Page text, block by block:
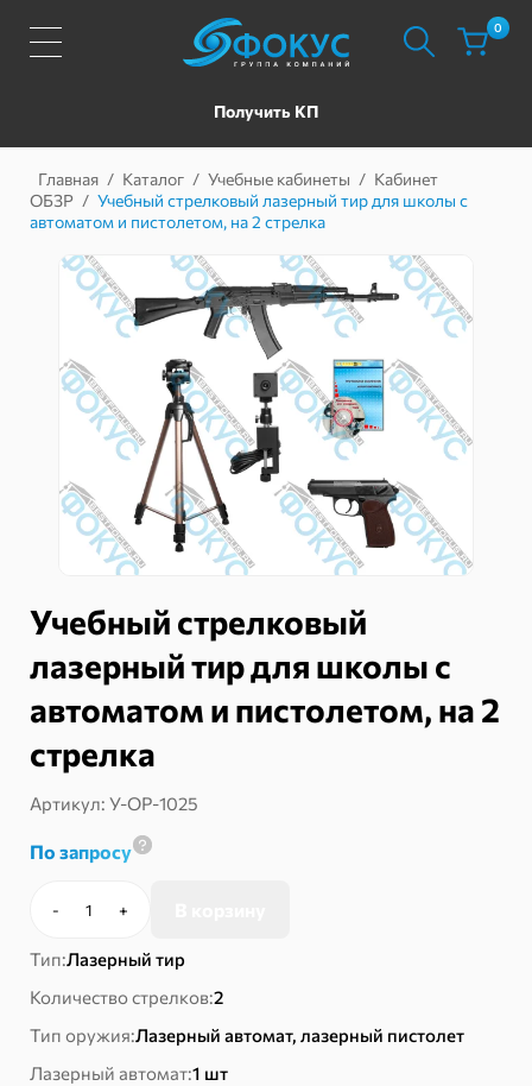
Получить КП
0
Главная / Каталог / Учебные кабинеты / Кабинет
ОБЗР / Учебный стрелковый лазерный тир для школы с
автоматом и пистолетом, на 2 стрелка
Учебный стрелковый
лазерный тир для школы с
автоматом и пистолетом, на 2
стрелка
Артикул: У-ОР-1025
По запросу
-
Количество
Учебный
стрелковый
тир
для
+
Тип:Лазерный тир
Количество стрелков:2
Тип оружия:Лазерный автомат, лазерный пистолет
Лазерный автомат:1 шт